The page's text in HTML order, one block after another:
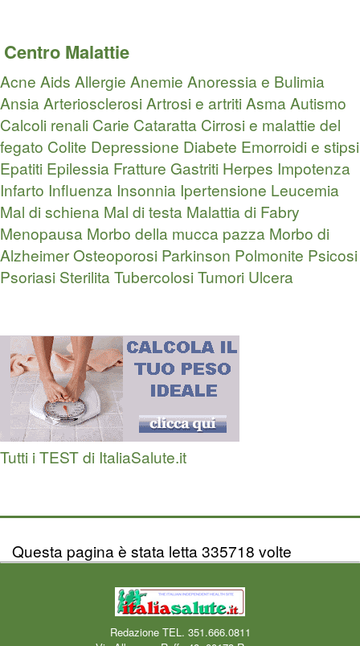
Centro Malattie
Acne Aids Allergie Anemie Anoressia e Bulimia
AnsiaArteriosclerosiArtrosi e artritiAsmaAutismo
Calcoli renali Carie Cataratta Cirrosi e malattie del
fegato Colite Depressione Diabete Emorroidi e stipsi
Epatiti Epilessia Fratture Gastriti Herpes Impotenza
Infarto Influenza Insonnia Ipertensione Leucemia
Mal di schiena Mal di testa Malattia di Fabry
Menopausa Morbo della mucca pazza Morbo di
AlzheimerOsteoporosi Parkinson Polmonite Psicosi
Psoriasi SterilitaTubercolosiTumori Ulcera
Tutti i TEST di ItaliaSalute.it
Questa pagina è stata letta 335718 volte
Redazione TEL. 351.666.0811